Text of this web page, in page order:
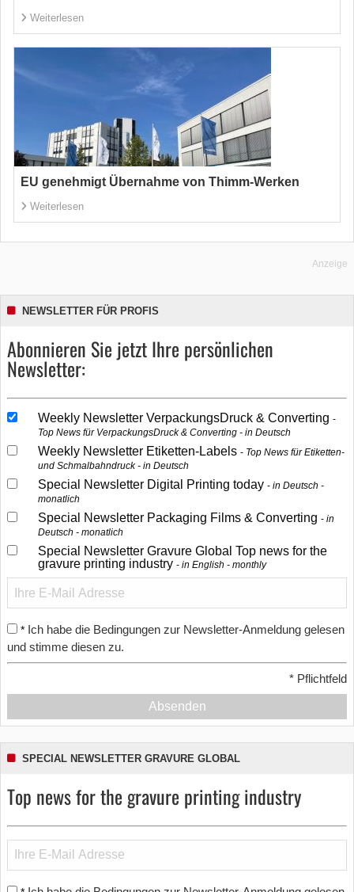
Weiterlesen
EU genehmigt Übernahme von Thimm-Werken
Weiterlesen
Anzeige
NEWSLETTER FÜR PROFIS
Abonnieren Sie jetzt Ihre persönlichen
Newsletter:
Weekly Newsletter VerpackungsDruck & Converting
Top News für VerpackungsDruck & Converting - in Deutsch
Weekly Newsletter Etiketten-Labels
Top News für Etiketten-
und Schmalbahndruck - in Deutsch
Special Newsletter Digital Printing today
in Deutsch -
monatlich
Special Newsletter Packaging Films & Converting
in
Deutsch - monatlich
Special Newsletter Gravure Global Top news for the
gravure printing industry
in English - monthly
* Ich habe die Bedingungen zur Newsletter-Anmeldung gelesen
und stimme diesen zu.
* Pflichtfeld
Absenden
SPECIAL NEWSLETTER GRAVURE GLOBAL
Top news for the gravure printing industry